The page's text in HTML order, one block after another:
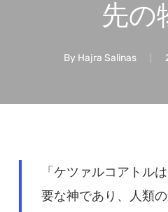
先の
By Hajra Salinas
「ケツァルコアトル
要な神であり、人類